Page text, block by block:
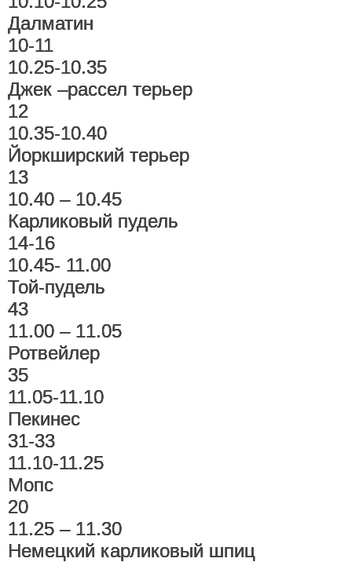
Далматин
10-11
10.25-10.35
Джек –рассел терьер
12
10.35-10.40
Йоркширский терьер
13
10.40 – 10.45
Карликовый пудель
14-16
10.45- 11.00
Той-пудель
43
11.00 – 11.05
Ротвейлер
35
11.05-11.10
Пекинес
31-33
11.10-11.25
Мопс
20
11.25 – 11.30
Немецкий карликовый шпиц